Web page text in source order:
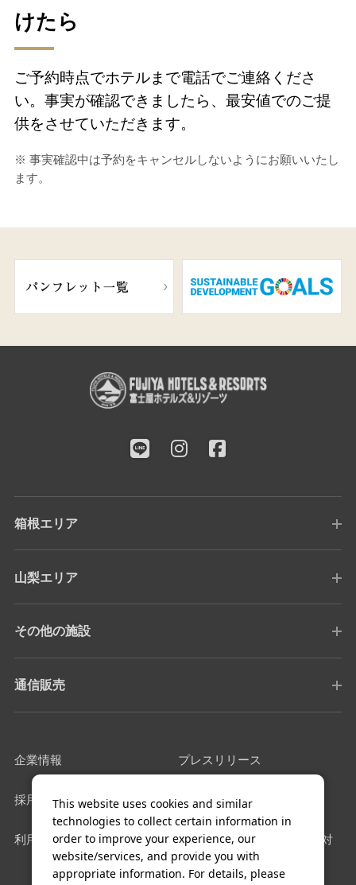
けたら
ご予約時点でホテルまで電話でご連絡くださ
い。事実が確認できましたら、最安値でのご提
供をさせていただきます。
※ 事実確認中は予約をキャンセルしないようにお願いいたし
ます。
箱根エリア
山梨エリア
その他の施設
通信販売
企業情報 プレスリリース
採用情報 サイトマップ
利用規約
カスタマーハラスメントに対
する基本方針
This website uses cookies and similar
technologies to collect certain information in
order to improve your experience, our
website/services, and provide you with
appropriate information. For details, please